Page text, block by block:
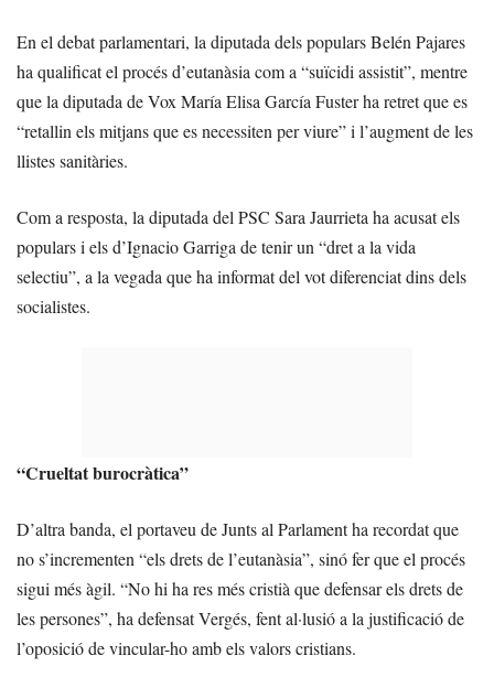
En el debat parlamentari, la diputada dels populars Belén Pajares
ha qualificat el procés d’eutanàsia com a “suïcidi assistit”, mentre
que la diputada de Vox María Elisa García Fuster ha retret que es
“retallin els mitjans que es necessiten per viure” i l’augment de les
llistes sanitàries.
Com a resposta, la diputada del PSC Sara Jaurrieta ha acusat els
populars i els d’Ignacio Garriga de tenir un “dret a la vida
selectiu”, a la vegada que ha informat del vot diferenciat dins dels
socialistes.
“Crueltat burocràtica”
D’altra banda, el portaveu de Junts al Parlament ha recordat que
no s’incrementen “els drets de l’eutanàsia”, sinó fer que el procés
sigui més àgil. “No hi ha res més cristià que defensar els drets de
les persones”, ha defensat Vergés, fent al·lusió a la justificació de
l’oposició de vincular-ho amb els valors cristians.